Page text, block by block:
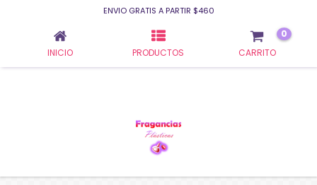
ENVIO GRATIS A PARTIR $460
FRAG MASCOTA
INICIO PRODUCTOS CARRITO
0